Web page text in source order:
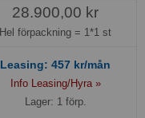
28.900,00 kr
Hel förpackning = 1*1 st
Leasing: 457 kr/mån
Info Leasing/Hyra »
Lager: 1 förp.